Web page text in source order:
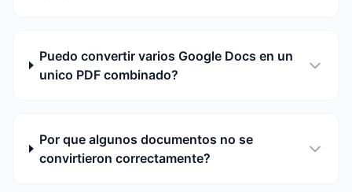
Puedo convertir varios Google Docs en un
unico PDF combinado?
Por que algunos documentos no se
convirtieron correctamente?